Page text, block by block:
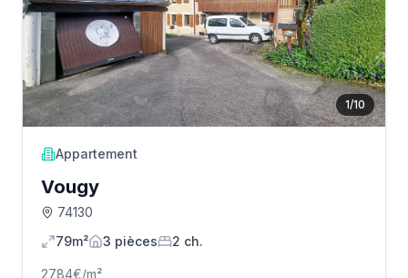
1/10
Appartement
Vougy
74130
79m²
3 pièces 2 ch.
2784€/m²